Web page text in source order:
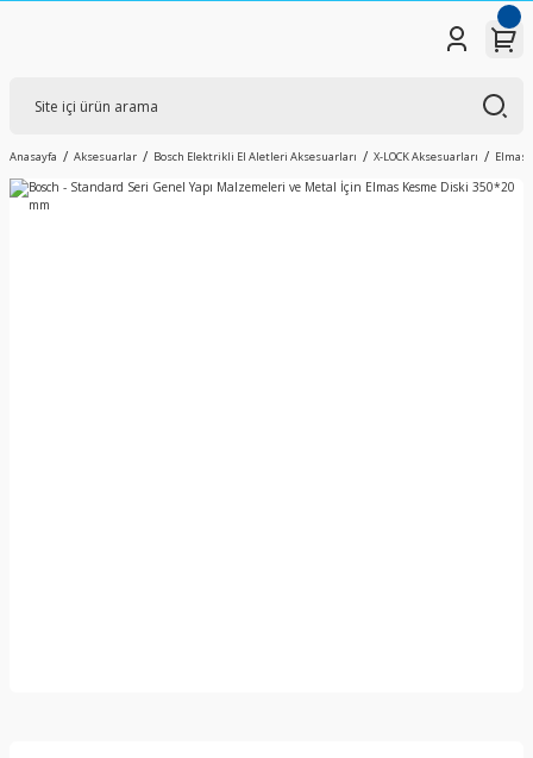
Anasayfa Aksesuarlar Bosch Elektrikli El Aletleri Aksesuarları X-LOCK Aksesuarları Elmas